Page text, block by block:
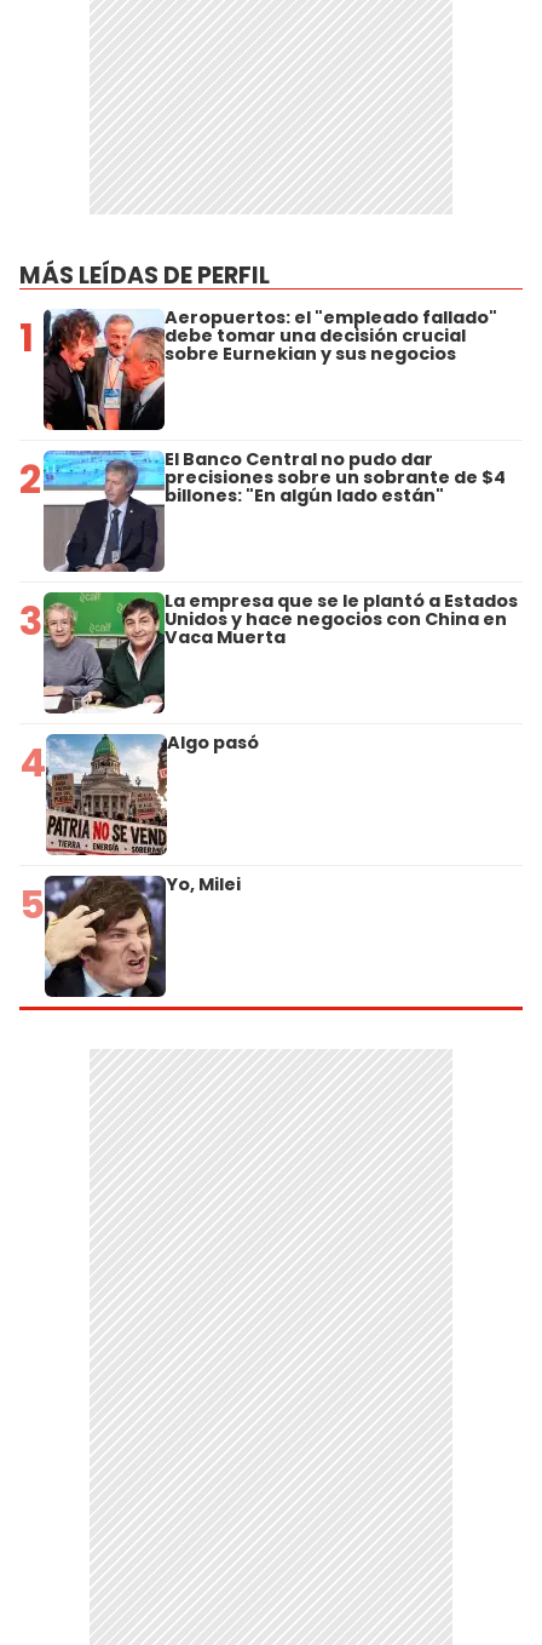
MÁS LEÍDAS DE PERFIL
1 Aeropuertos: el "empleado fallado"
debe tomar una decisión crucial
sobre Eurnekian y sus negocios
2 El Banco Central no pudo dar
precisiones sobre un sobrante de $4
billones: "En algún lado están"
3 La empresa que se le plantó a Estados
Unidos y hace negocios con China en
Vaca Muerta
4 Algo pasó
5 Yo, Milei